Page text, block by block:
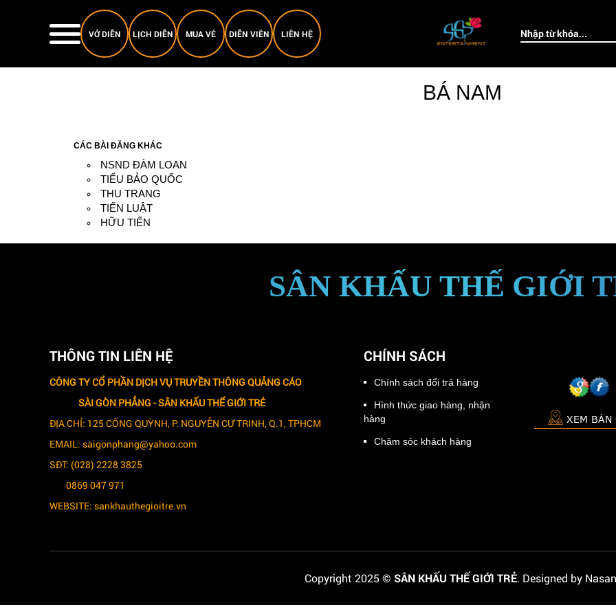
VỞ DIỄN LỊCH DIỄN MUA VÉ DIỄN VIÊN LIÊN HỆ
BÁ NAM
CÁC BÀI ĐĂNG KHÁC
NSND ĐÀM LOAN
TIỂU BẢO QUỐC
THU TRANG
TIẾN LUẬT
HỮU TIẾN
SÂN KHẤU THẾ GIỚI
THÔNG TIN LIÊN HỆ
CÔNG TY CỔ PHẦN DỊCH VỤ TRUYỀN THÔNG QUẢNG CÁO
SÀI GÒN PHẲNG -SÂN KHẤU THẾ GIỚI TRẺ
ĐỊA CHỈ: 125 CỐNG QUỲNH, P. NGUYỄN CƯ TRINH, Q.1, TPHCM
EMAIL: saigonphang@yahoo.com
SĐT: (028) 2228 3825
0869 047 971
WEBSITE: sankhauthegioitre.vn
CHÍNH SÁCH
Chính sách đổi trả hàng
Hình thức giao hàng, nhận
hàng
Chăm sóc khách hàng
XEM BẢN
Copyright 2025 © SÂN KHẤU THẾ GIỚI TRẺ. Designed by